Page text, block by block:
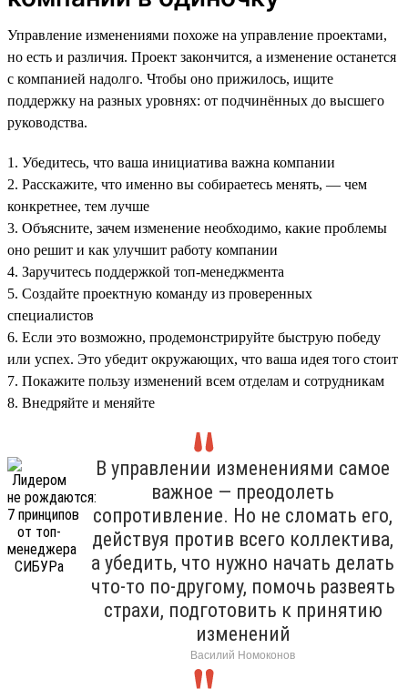
Управление изменениями похоже на управление проектами,
но есть и различия. Проект закончится, а изменение останется
с компанией надолго. Чтобы оно прижилось, ищите
поддержку на разных уровнях: от подчинённых до высшего
руководства.
1. Убедитесь, что ваша инициатива важна компании
2. Расскажите, что именно вы собираетесь менять, — чем
конкретнее, тем лучше
3. Объясните, зачем изменение необходимо, какие проблемы
оно решит и как улучшит работу компании
4. Заручитесь поддержкой топ-менеджмента
5. Создайте проектную команду из проверенных
специалистов
6. Если это возможно, продемонстрируйте быструю победу
или успех. Это убедит окружающих, что ваша идея того стоит
7. Покажите пользу изменений всем отделам и сотрудникам
8. Внедряйте и меняйте
В управлении изменениями самое
важное — преодолеть
сопротивление. Но не сломать его,
действуя против всего коллектива,
а убедить, что нужно начать делать
что-то по-другому, помочь развеять
страхи, подготовить к принятию
изменений
Василий Номоконов